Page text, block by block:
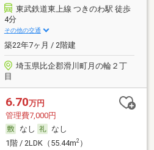
東武鉄道東上線 つきのわ駅 徒歩
4分
その他の交通
築22年7ヶ月 / 2階建
埼玉県比企郡滑川町月の輪２丁
目
6.70万円
管理費7,000円
なし
なし
1階 / 2LDK（55.44m2）